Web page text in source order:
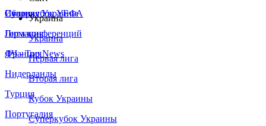
Сборная Украины
Италия
Германия
Франция
Нидерланды
Турция
Португалия
Суперкубок УЕФА
Лига конференций
ЛЧ - Top News
Украина
Украина
Первая лига
Вторая лига
Кубок Украины
Суперкубок Украины